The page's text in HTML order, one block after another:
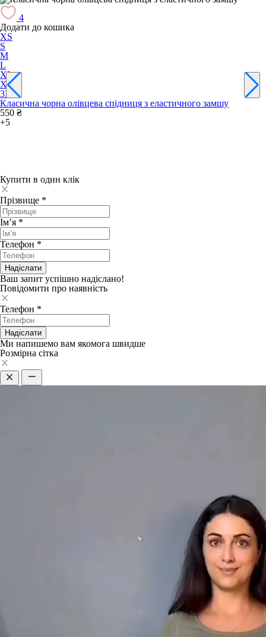
4
Додати до кошика
XS
S
M
L
XL
XXL
3XL
Класична чорна олівцева спідниця з еластичного замшу
550 ₴
+5
Купити в один клік
Прізвище *
Імʼя *
Телефон *
Надіслати
Ваш запит успішно надіслано!
Повідомити про наявність
Телефон *
Надіслати
Ми напишемо вам якомога швидше
Pозмірна сітка